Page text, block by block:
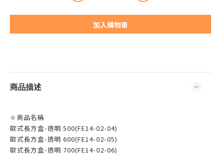
加入購物車
商品描述
🔆商品名稱
歐式長方盒-透明 500(FE14-02-04)
歐式長方盒-透明 600(FE14-02-05)
歐式長方盒-透明 700(FE14-02-06)